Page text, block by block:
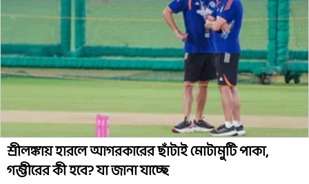
শ্রীলঙ্কায় হারলে আগরকারের ছাঁটাই মোটামুটি পাকা,
গম্ভীরের কী হবে? যা জানা যাচ্ছে